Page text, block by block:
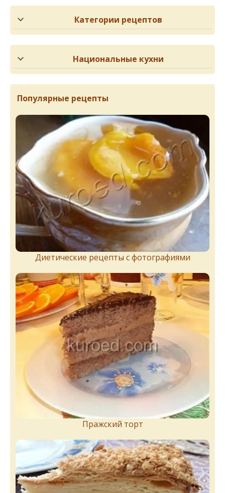
Категории рецептов
Национальные кухни
Популярные рецепты
Диетические рецепты с фотографиями
Пражский торт